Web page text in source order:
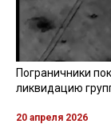
Пограничники
ликвидацию
20 апреля 2026